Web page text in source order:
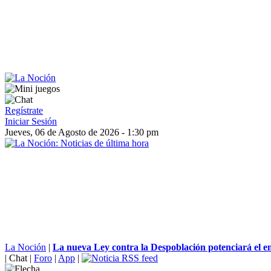
Regístrate
Iniciar Sesión
Jueves, 06 de Agosto de 2026 - 1:30 pm
La Noción | La nueva Ley contra la Despoblación potenciará el
| Chat | Foro | App |